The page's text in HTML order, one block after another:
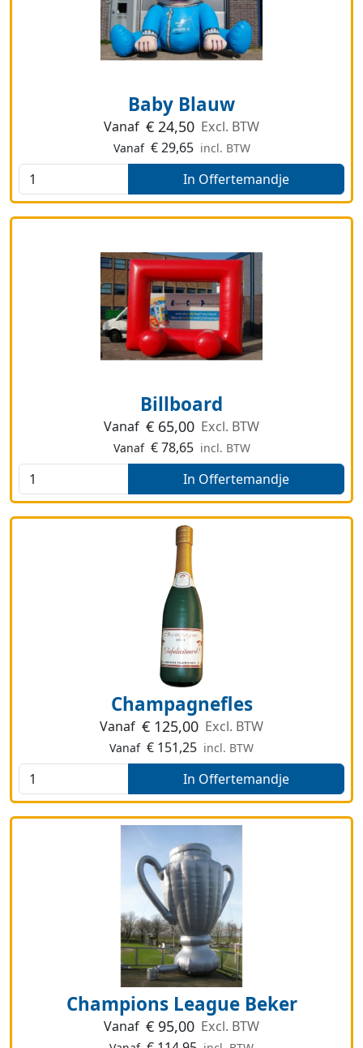
Baby Blauw
Vanaf € 24,50 Excl. BTW
Vanaf € 29,65 incl. BTW
In Offertemandje
Billboard
Vanaf € 65,00 Excl. BTW
Vanaf € 78,65 incl. BTW
In Offertemandje
Champagnefles
Vanaf € 125,00 Excl. BTW
Vanaf € 151,25 incl. BTW
In Offertemandje
Champions League Beker
Vanaf € 95,00 Excl. BTW